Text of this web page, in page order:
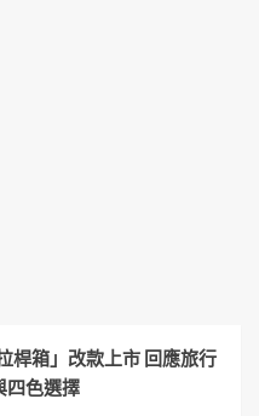
桿箱」改款上市 回應旅行
四色選擇